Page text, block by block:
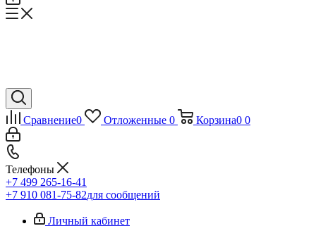
Сравнение0 Отложенные 0 Корзина0 0
Телефоны
+7 499 265-16-41
+7 910 081-75-82для сообщений
Личный кабинет